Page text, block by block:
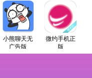
小熊聊天无
广告版
微约手机正
版